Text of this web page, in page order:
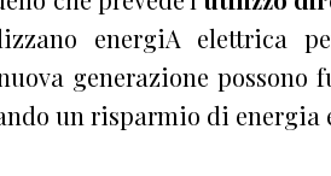
energiA elettrica
generazione possono
un risparmio di